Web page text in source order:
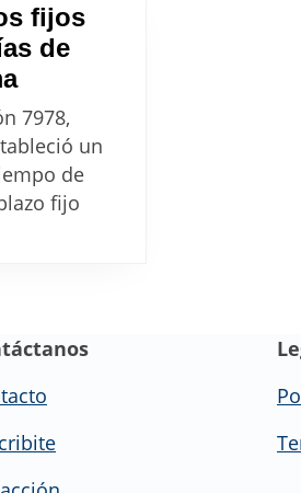
fijos
de
Atención:
Los
plazos
fijos
UVA
de
permanencia
mínima
7978,
un
de
fijo